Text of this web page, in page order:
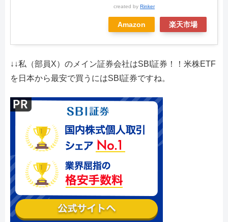
created by Rinker
Amazon 楽天市場
↓↓私（部員X）のメイン証券会社はSBI証券！！米株ETF
を日本から最安で買うにはSBI証券ですね。